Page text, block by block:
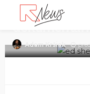
chystá nový
Adam Kršiak